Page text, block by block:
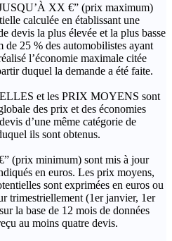
XX €” (prix maximum)
calculée en établissant une
devis la plus élevée et la plus basse
25 % des automobilistes ayant
l’économie maximale citée
duquel la demande a été faite.
et les PRIX MOYENS sont
des prix et des économies
d’une même catégorie de
ils sont obtenus.
(prix minimum) sont mis à jour
en euros. Les prix moyens,
sont exprimées en euros ou
trimestriellement (1er janvier, 1er
la base de 12 mois de données
au moins quatre devis.